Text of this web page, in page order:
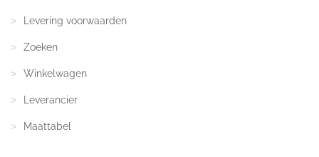
Levering voorwaarden
Zoeken
Winkelwagen
Leverancier
Maattabel